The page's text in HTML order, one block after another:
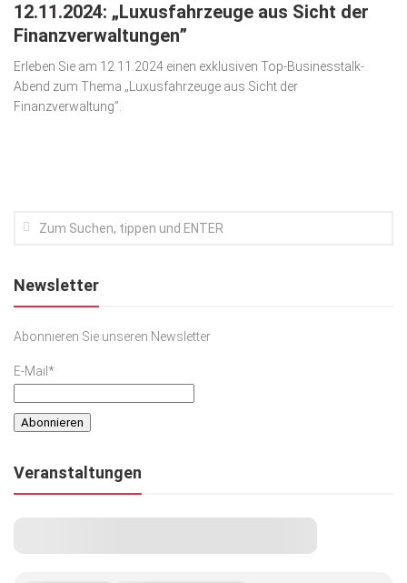
gesund & schön
Gesellschaft
Kunst & Kultur
Top Branchen
12.11.2024: „Luxusfahrzeuge aus Sicht der
Finanzverwaltungen”
Erleben Sie am 12.11.2024 einen exklusiven Top-Businesstalk-
Abend zum Thema „Luxusfahrzeuge aus Sicht der
Finanzverwaltung”.
Newsletter
Abonnieren Sie unseren Newsletter
E-Mail*
Veranstaltungen